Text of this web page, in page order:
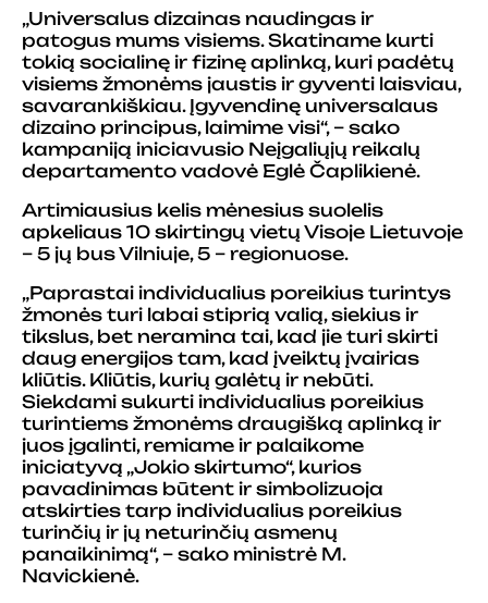
„Universalus dizainas naudingas ir
patogus mums visiems. Skatiname kurti
tokią socialinę ir fizinę aplinką, kuri padėtų
visiems žmonėms jaustis ir gyventi laisviau,
savarankiškiau. Įgyvendinę universalaus
dizaino principus, laimime visi“, – sako
kampaniją iniciavusio Neįgaliųjų reikalų
departamento vadovė Eglė Čaplikienė.
Artimiausius kelis mėnesius suolelis
apkeliaus 10 skirtingų vietų Visoje Lietuvoje
– 5 jų bus Vilniuje, 5 – regionuose.
„Paprastai individualius poreikius turintys
žmonės turi labai stiprią valią, siekius ir
tikslus, bet neramina tai, kad jie turi skirti
daug energijos tam, kad įveiktų įvairias
kliūtis. Kliūtis, kurių galėtų ir nebūti.
Siekdami sukurti individualius poreikius
turintiems žmonėms draugišką aplinką ir
juos įgalinti, remiame ir palaikome
iniciatyvą „Jokio skirtumo“, kurios
pavadinimas būtent ir simbolizuoja
atskirties tarp individualius poreikius
turinčių ir jų neturinčių asmenų
panaikinimą“, – sako ministrė M.
Navickienė.